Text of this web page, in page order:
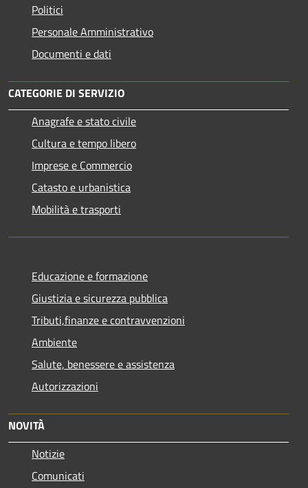
Politici
Personale Amministrativo
Documenti e dati
CATEGORIE DI SERVIZIO
Anagrafe e stato civile
Cultura e tempo libero
Imprese e Commercio
Catasto e urbanistica
Mobilità e trasporti
Educazione e formazione
Giustizia e sicurezza pubblica
Tributi,finanze e contravvenzioni
Ambiente
Salute, benessere e assistenza
Autorizzazioni
NOVITÀ
Notizie
Comunicati